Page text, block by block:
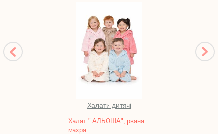
Халати дитячі
Халат " АЛЬОША", рвана
махра